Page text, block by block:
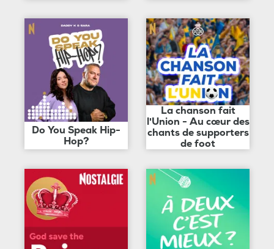
Do You Speak Hip-
Hop?
La chanson fait
l'Union - Au cœur des
chants de supporters
de foot